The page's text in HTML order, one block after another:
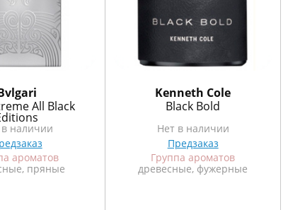
All Black
наличии
ароматов
пряные
Kenneth Cole
Black Bold
Нет в наличии
Предзаказ
Группа ароматов
древесные, фужерные